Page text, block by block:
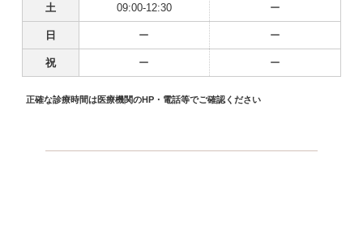
土 09:00-12:30 ー
日 ー ー
祝 ー ー
正確な診療時間は医療機関のHP・電話等でご確認ください